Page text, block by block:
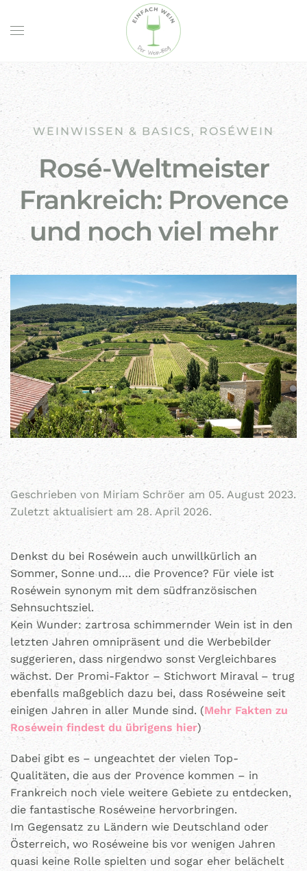
Skip to main content
WEINWISSEN & BASICS, ROSÉWEIN
Rosé-Weltmeister
Frankreich: Provence
und noch viel mehr
Geschrieben von Miriam Schröer am 05. August 2023.
Zuletzt aktualisiert am 28. April 2026.
Denkst du bei Roséwein auch unwillkürlich an
Sommer, Sonne und…. die Provence? Für viele ist
Roséwein synonym mit dem südfranzösischen
Sehnsuchtsziel.
Kein Wunder: zartrosa schimmernder Wein ist in den
letzten Jahren omnipräsent und die Werbebilder
suggerieren, dass nirgendwo sonst Vergleichbares
wächst. Der Promi-Faktor – Stichwort Miraval – trug
ebenfalls maßgeblich dazu bei, dass Roséweine seit
einigen Jahren in aller Munde sind. (Mehr Fakten zu
Roséwein findest du übrigens hier)
Dabei gibt es – ungeachtet der vielen Top-
Qualitäten, die aus der Provence kommen – in
Frankreich noch viele weitere Gebiete zu entdecken,
die fantastische Roséweine hervorbringen.
Im Gegensatz zu Ländern wie Deutschland oder
Österreich, wo Roséweine bis vor wenigen Jahren
quasi keine Rolle spielten und sogar eher belächelt